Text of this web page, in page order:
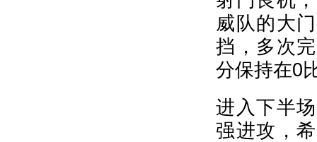
威队的大
挡，多次
分保持在0
进入下半
强进攻，